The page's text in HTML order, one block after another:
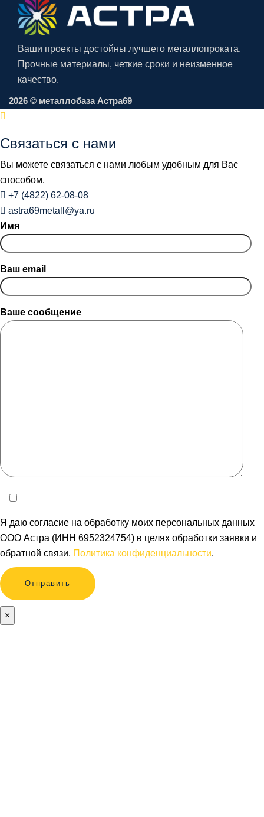
Ваши проекты достойны лучшего металлопроката.
Прочные материалы, четкие сроки и неизменное
качество.
2026 © металлобаза Астра69
Связаться с нами
Вы можете связаться с нами любым удобным для Вас
способом.
+7 (4822) 62-08-08
astra69metall@ya.ru
Имя
Ваш email
Ваше сообщение
Я даю согласие на обработку моих персональных данных
ООО Астра (ИНН 6952324754) в целях обработки заявки и
обратной связи. Политика конфиденциальности.
×